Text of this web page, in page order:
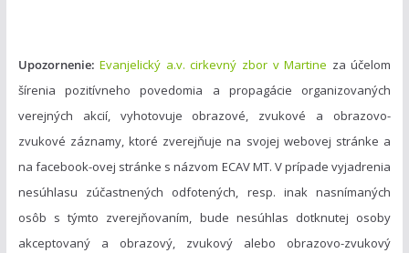
Upozornenie: Evanjelický a.v. cirkevný zbor v Martine za účelom
šírenia pozitívneho povedomia a propagácie organizovaných
verejných akcií, vyhotovuje obrazové, zvukové a obrazovo-
zvukové záznamy, ktoré zverejňuje na svojej webovej stránke a
na facebook-ovej stránke s názvom ECAV MT. V prípade vyjadrenia
nesúhlasu zúčastnených odfotených, resp. inak nasnímaných
osôb s týmto zverejňovaním, bude nesúhlas dotknutej osoby
akceptovaný a obrazový, zvukový alebo obrazovo-zvukový